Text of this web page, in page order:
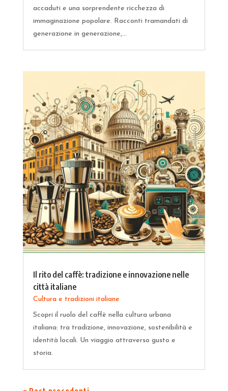
accaduti e una sorprendente ricchezza di
immaginazione popolare. Racconti tramandati di
generazione in generazione,...
Il rito del caffè: tradizione e innovazione nelle
città italiane
Cultura e tradizioni italiane
Scopri il ruolo del caffè nella cultura urbana
italiana: tra tradizione, innovazione, sostenibilità e
identità locali. Un viaggio attraverso gusto e
storia.